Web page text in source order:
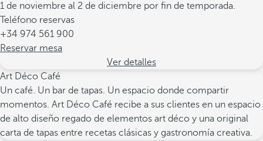
1 de noviembre al 2 de diciembre por fin de temporada.
Teléfono reservas
+34 974 561 900
Reservar mesa
Ver detalles
Art Déco Café
Un café. Un bar de tapas. Un espacio donde compartir
momentos. Art Déco Café recibe a sus clientes en un espacio
de alto diseño regado de elementos art déco y una original
carta de tapas entre recetas clásicas y gastronomía creativa.